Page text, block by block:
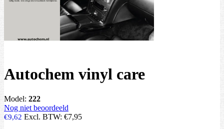
Autochem vinyl care
Model: 222
Nog niet beoordeeld
€9,62 Excl. BTW: €7,95